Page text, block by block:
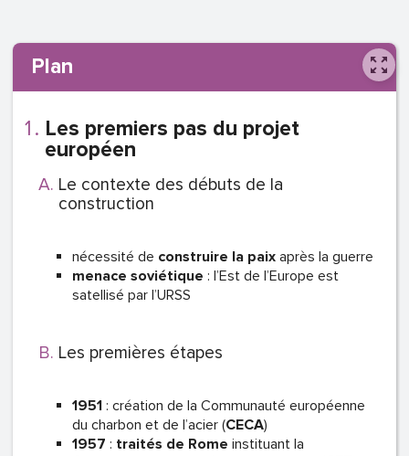
Plan
Les premiers pas du projet
européen
Le contexte des débuts de la
construction
nécessité de construire la paix après la guerre
menace soviétique : l’Est de l’Europe est
satellisé par l’URSS
Les premières étapes
1951 : création de la Communauté européenne
du charbon et de l’acier (CECA)
1957 : traités de Rome instituant la